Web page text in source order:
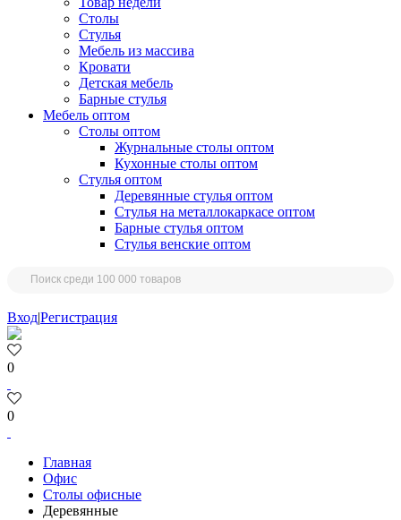
Столы
Стулья
Мебель из массива
Кровати
Детская мебель
Барные стулья
Мебель оптом
Столы оптом
Журнальные столы оптом
Кухонные столы оптом
Стулья оптом
Деревянные стулья оптом
Стулья на металлокаркасе оптом
Барные стулья оптом
Стулья венские оптом
Вход|Регистрация
0
0
Главная
Офис
Столы офисные
Деревянные